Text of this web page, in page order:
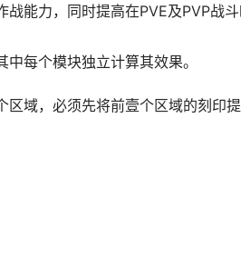
能力，同时提高在PVE及PVP战
每个模块独立计算其效果。
域，必须先将前壹个区域的刻印提